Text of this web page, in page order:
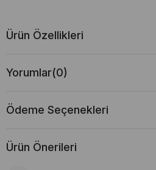
Ürün Özellikleri
Yorumlar(0)
Ödeme Seçenekleri
Ürün Önerileri